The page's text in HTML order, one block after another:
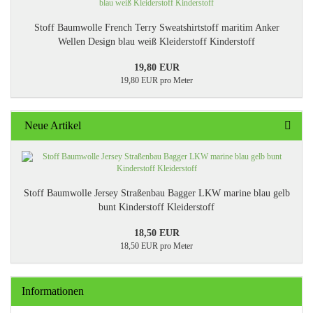
Stoff Baumwolle French Terry Sweatshirtstoff maritim Anker
Wellen Design blau weiß Kleiderstoff Kinderstoff
19,80 EUR
19,80 EUR pro Meter
Neue Artikel
Stoff Baumwolle Jersey Straßenbau Bagger LKW marine blau gelb
bunt Kinderstoff Kleiderstoff
18,50 EUR
18,50 EUR pro Meter
Informationen